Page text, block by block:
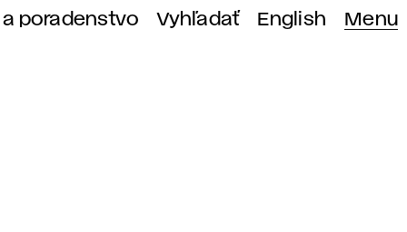
a poradenstvo Vyhľadať English Menu